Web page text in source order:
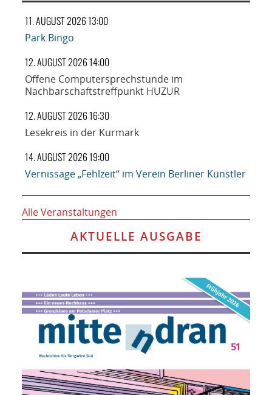
11. AUGUST 2026 13:00
Park Bingo
12. AUGUST 2026 14:00
Offene Computersprechstunde im
Nachbarschaftstreffpunkt HUZUR
12. AUGUST 2026 16:30
Lesekreis in der Kurmark
14. AUGUST 2026 19:00
Vernissage „Fehlzeit“ im Verein Berliner Künstler
Alle Veranstaltungen
AKTUELLE AUSGABE